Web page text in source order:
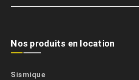
Nos produits en location
Sismique